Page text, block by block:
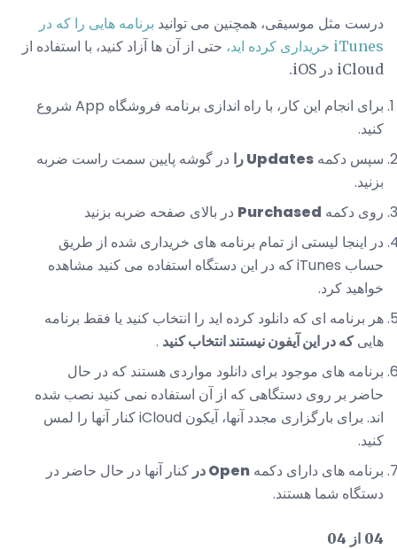
درست مثل موسیقی، همچنین می توانید برنامه هایی را که در
iTunes خریداری کرده اید،
حتی از آن ها آزاد کنید، با استفاده از
iCloud در iOS.
برای انجام این کار، با راه اندازی برنامه فروشگاه App شروع
کنید.
سپس دکمه Updates را
در گوشه پایین سمت راست ضربه
بزنید.
روی دکمه Purchased در بالای صفحه ضربه بزنید
در اینجا لیستی از تمام برنامه های خریداری شده از طریق
حساب iTunes که در این دستگاه استفاده می کنید مشاهده
خواهید کرد.
هر برنامه ای که دانلود کرده اید را انتخاب کنید یا فقط برنامه
هاییکه در این آیفون نیستند انتخاب کنید .
برنامه های موجود برای دانلود مواردی هستند که در حال
حاضر بر روی دستگاهی که از آن استفاده نمی کنید نصب شده
اند. برای بارگزاری مجدد آنها، آیکون iCloud کنار آنها را لمس
کنید.
برنامه های دارای دکمه Open در
کنار آنها در حال حاضر در
دستگاه شما هستند.
04 از 04